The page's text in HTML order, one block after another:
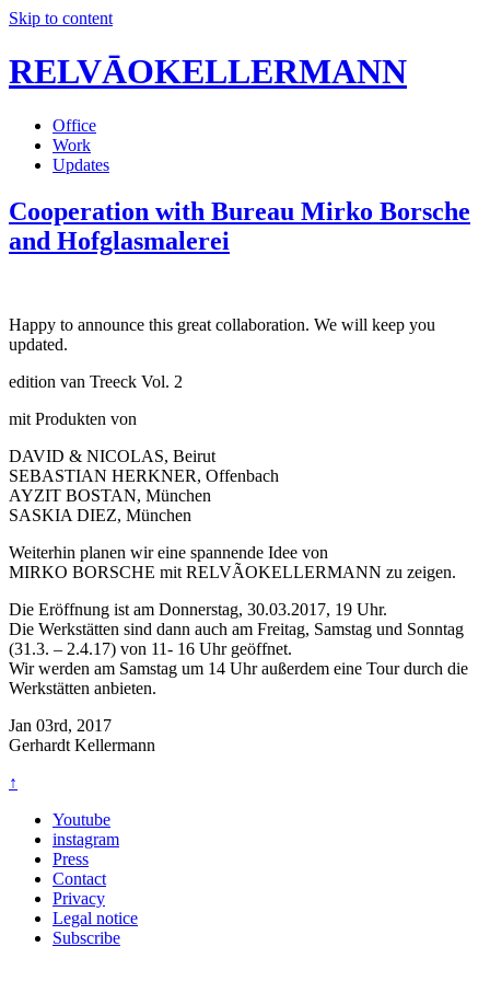
Skip to content
RELVĀOKELLERMANN
Office
Work
Updates
Cooperation with Bureau Mirko Borsche
and Hofglasmalerei
Happy to announce this great collaboration. We will keep you
updated.
edition van Treeck Vol. 2
mit Produkten von
DAVID & NICOLAS, Beirut
SEBASTIAN HERKNER, Offenbach
AYZIT BOSTAN, München
SASKIA DIEZ, München
Weiterhin planen wir eine spannende Idee von
MIRKO BORSCHE mit RELVÃOKELLERMANN zu zeigen.
Die Eröffnung ist am Donnerstag, 30.03.2017, 19 Uhr.
Die Werkstätten sind dann auch am Freitag, Samstag und Sonntag
(31.3. – 2.4.17) von 11- 16 Uhr geöffnet.
Wir werden am Samstag um 14 Uhr außerdem eine Tour durch die
Werkstätten anbieten.
Jan 03rd, 2017
Gerhardt Kellermann
↑
Youtube
instagram
Press
Contact
Privacy
Legal notice
Subscribe